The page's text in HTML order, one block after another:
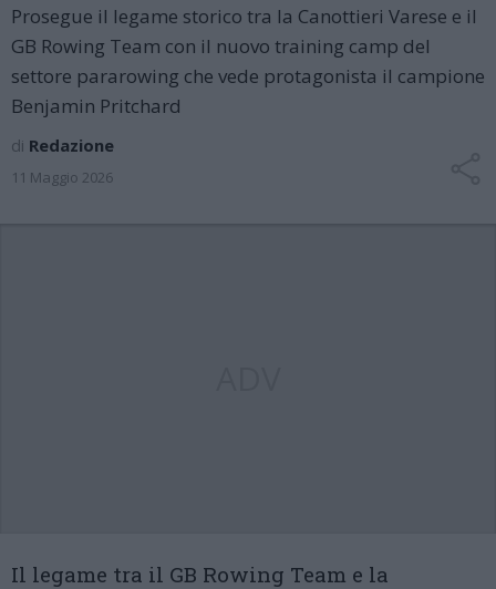
Prosegue il legame storico tra la Canottieri Varese e il
GB Rowing Team con il nuovo training camp del
settore pararowing che vede protagonista il campione
Benjamin Pritchard
di Redazione
11 Maggio 2026
Il legame tra il GB Rowing Team e la